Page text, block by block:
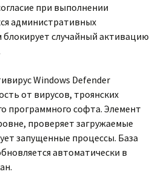
при выполнении
административных
случайный активацию
Windows Defender
от вирусов, троянских
программного софта. Элемент
проверяет загружаемые
запущенные процессы. База
автоматически в